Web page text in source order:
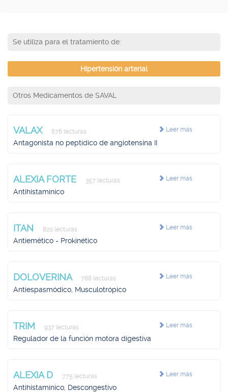
Se utiliza para el tratamiento de:
Hipertensión arterial
Otros Medicamentos de SAVAL
Leer más
VALAX 676 lecturas
Antagonista no peptídico de angiotensina II
Leer más
ALEXIA FORTE 357 lecturas
Antihistamínico
Leer más
ITAN 820 lecturas
Antiemético - Prokinético
Leer más
DOLOVERINA 768 lecturas
Antiespasmódico, Musculotrópico
Leer más
TRIM 937 lecturas
Regulador de la función motora digestiva
Leer más
ALEXIA D 775 lecturas
Antihistamínico, Descongestivo